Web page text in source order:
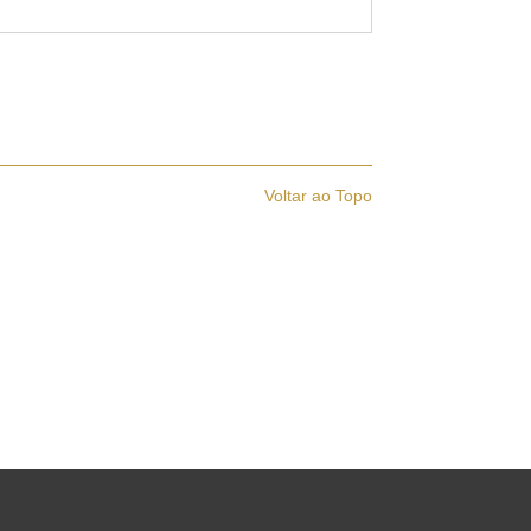
Voltar ao Topo